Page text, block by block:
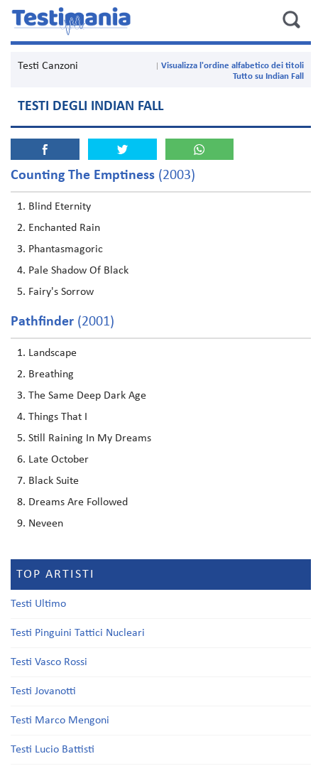
Testi Canzoni
Visualizza l'ordine alfabetico dei titoli
Tutto su Indian Fall
TESTI DEGLI INDIAN FALL
Counting The Emptiness (2003)
Blind Eternity
Enchanted Rain
Phantasmagoric
Pale Shadow Of Black
Fairy's Sorrow
Pathfinder (2001)
Landscape
Breathing
The Same Deep Dark Age
Things That I
Still Raining In My Dreams
Late October
Black Suite
Dreams Are Followed
Neveen
TOP ARTISTI
Testi Ultimo
Testi Pinguini Tattici Nucleari
Testi Vasco Rossi
Testi Jovanotti
Testi Marco Mengoni
Testi Lucio Battisti